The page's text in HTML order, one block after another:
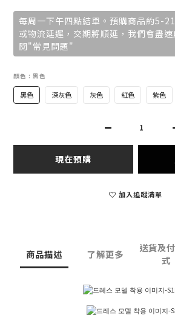
每周一下午四點結單。預購商品約5-
或物流延遲，交期將順延，我們會盡
閱"常見問題"
顏色 : 黑色
黑色 深灰色 灰色 紅色 紫色
現在預購
加入追蹤清單
商品描述 了解更多
送貨及
式